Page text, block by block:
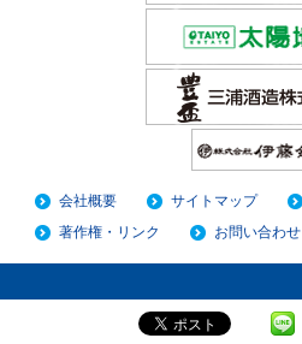
会社概要 サイトマップ
著作権・リンク
お問い合わせ